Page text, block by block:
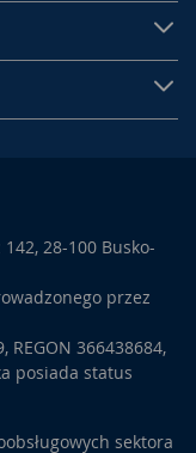
28-100 Busko-
przez
REGON 366438684,
posiada status
sektora